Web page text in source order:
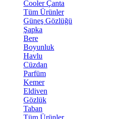
Cooler Çanta
Tüm Ürünler
Güneş Gözlüğü
Şapka
Bere
Boyunluk
Havlu
Cüzdan
Parfüm
Kemer
Eldiven
Gözlük
Taban
Tüm Ürünler